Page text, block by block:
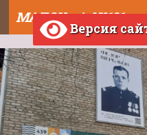
Skip to content
Версия